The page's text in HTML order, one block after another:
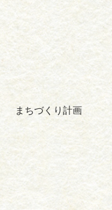
まちづくり計画